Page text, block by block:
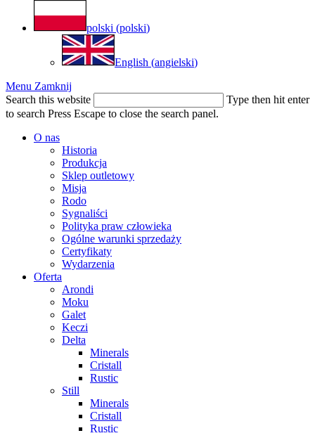
polski (polski)
English (angielski)
Menu Zamknij
Search this website
Type then hit enter
to search Press Escape to close the search panel.
O nas
Historia
Produkcja
Sklep outletowy
Misja
Rodo
Sygnaliści
Polityka praw człowieka
Ogólne warunki sprzedaży
Certyfikaty
Wydarzenia
Oferta
Arondi
Moku
Galet
Keczi
Delta
Minerals
Cristall
Rustic
Still
Minerals
Cristall
Rustic